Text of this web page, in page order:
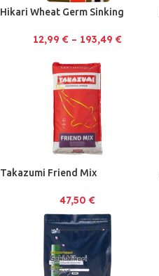
Hikari Wheat Germ Sinking
12,99 € – 193,49 €
Takazumi Friend Mix
47,50 €